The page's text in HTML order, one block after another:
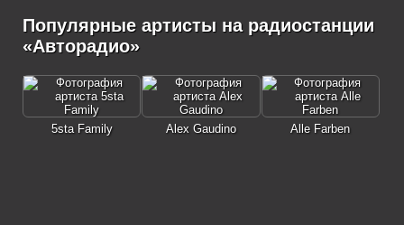
Популярные артисты на радиостанции
«Авторадио»
5sta Family Alex Gaudino Alle Farben